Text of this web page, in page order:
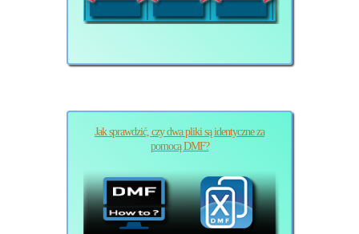
Jak sprawdzić, czy dwa pliki są identyczne za
pomocą DMF?